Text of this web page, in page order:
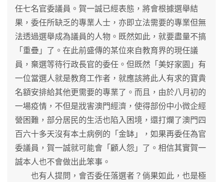
任七名官委議員。賀一誠已經表態，將會根據選舉結
果，委任所缺乏的專業人士，亦即立法需要的專業但無
法透過選舉成為議員的人物。既然如此，就要盡量不搞
「重疊」了。在此前盛傳的某位來自教育界的現任議
員，棄選等待行政長官的委任。但既然「美好家園」有
一位當選人就是教育工作者，就應該將此人有求的寶貴
名額安排給其他更需要的專業了。而且，由於八月初的
一場疫情，不但是戕害澳門經濟，使得部份中小微企經
營困難，部分居民的生活也陷入困境，還打爛了澳門四
百六十多天沒有本土病例的「金缽」，如果再委任為官
委議員，賀一誠就可能會「顧人怨」了。相信其實賀一
誠本人也不會做出此笨事。
也有人提問，會否委任落選者？倘果如此，也是極